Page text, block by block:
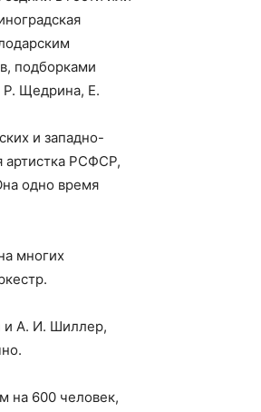
подборками
Р. Щедрина, Е.
и западно-
артистка РСФСР,
одно время
многих
и А. И. Шиллер,
на 600 человек,